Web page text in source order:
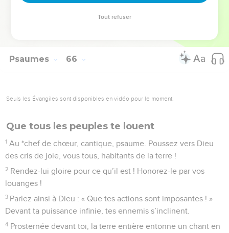
La Bible Du Semeur Copyright © 1992, 1999 by Biblica, Inc.® Used by permission.
Psaumes 66
Seuls les Évangiles sont disponibles en vidéo pour le moment.
Que tous les peuples te louent
1 Au *chef de chœur, cantique, psaume. Poussez vers Dieu
des cris de joie, vous tous, habitants de la terre !
2 Rendez-lui gloire pour ce qu’il est ! Honorez-le par vos
louanges !
3 Parlez ainsi à Dieu : « Que tes actions sont imposantes ! »
Devant ta puissance infinie, tes ennemis s’inclinent.
4 Prosternée devant toi, la terre entière entonne un chant en
Tout refuser